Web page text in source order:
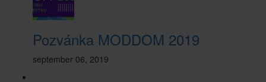
Pozvánka MODDOM 2019
september 06, 2019